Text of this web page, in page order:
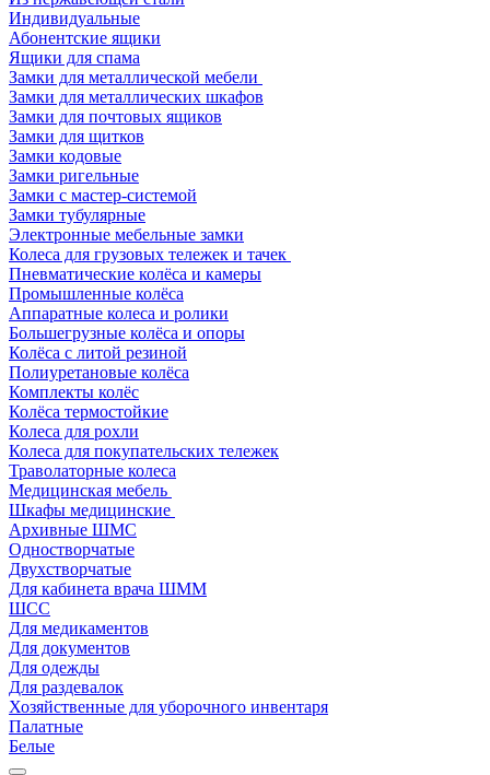
Индивидуальные
Абонентские ящики
Ящики для спама
Замки для металлической мебели
Замки для металлических шкафов
Замки для почтовых ящиков
Замки для щитков
Замки кодовые
Замки ригельные
Замки с мастер-системой
Замки тубулярные
Электронные мебельные замки
Колеса для грузовых тележек и тачек
Пневматические колёса и камеры
Промышленные колёса
Аппаратные колеса и ролики
Большегрузные колёса и опоры
Колёса с литой резиной
Полиуретановые колёса
Комплекты колёс
Колёса термостойкие
Колеса для рохли
Колеса для покупательских тележек
Траволаторные колеса
Медицинская мебель
Шкафы медицинские
Архивные ШМС
Одностворчатые
Двухстворчатые
Для кабинета врача ШММ
ШСС
Для медикаментов
Для документов
Для одежды
Для раздевалок
Хозяйственные для уборочного инвентаря
Палатные
Белые